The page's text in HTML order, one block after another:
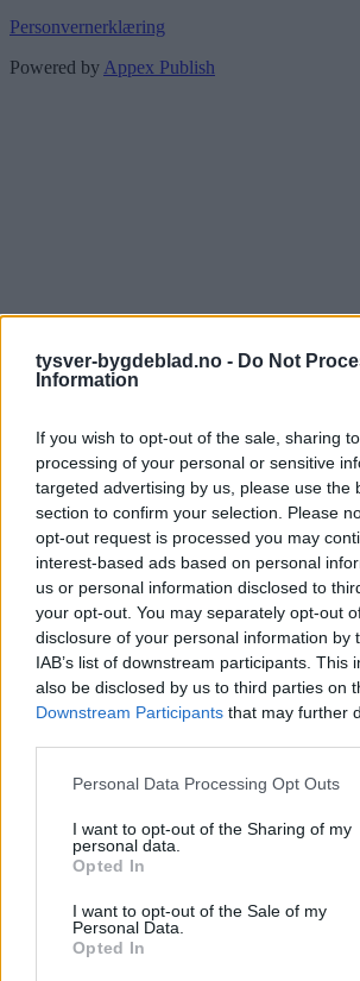
tysver-bygdeblad.no - Do Not
Information
If you wish to opt-out of the sale, sharing
processing of your personal or sensitive
targeted advertising by us, please use the
section to confirm your selection. Please
opt-out request is processed you may
interest-based ads based on personal
us or personal information disclosed to
your opt-out. You may separately opt-out
disclosure of your personal information by
IAB’s list of downstream participants. This
also be disclosed by us to third parties on
Downstream Participants that may further
Personal Data Processing Opt Outs
I want to opt-out of the Sharing of my
personal data.
Opted In
I want to opt-out of the Sale of my
Personal Data.
Opted In
Personvernerklæring
Powered byAppex Publish